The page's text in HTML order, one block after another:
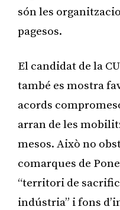
són les
pagesos.
El candidat de la
també es mostra
acords
arran de les
mesos. Això no
comarques de
“territori de
indústria” i fons